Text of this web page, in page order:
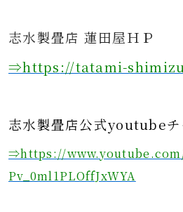
志水製畳店 蓮田屋ＨＰ
⇒https://tatami-
志水製畳店公式youtubeチ
⇒https://
Pv_0ml1PLOffJxWYA